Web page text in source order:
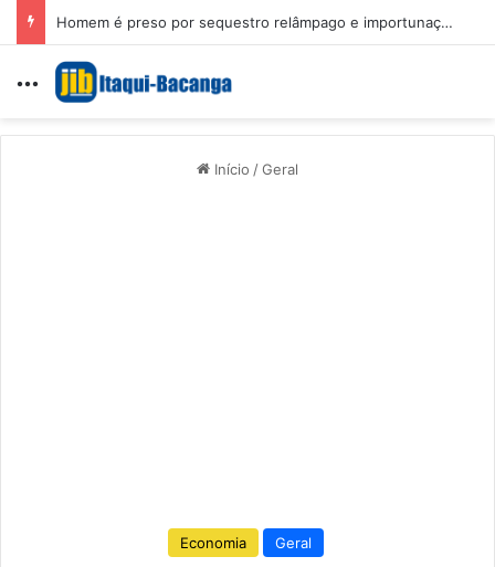
Homem é preso por sequestro relâmpago e importunação sexual em São Luís
Menu
Início /Geral
Economia Geral